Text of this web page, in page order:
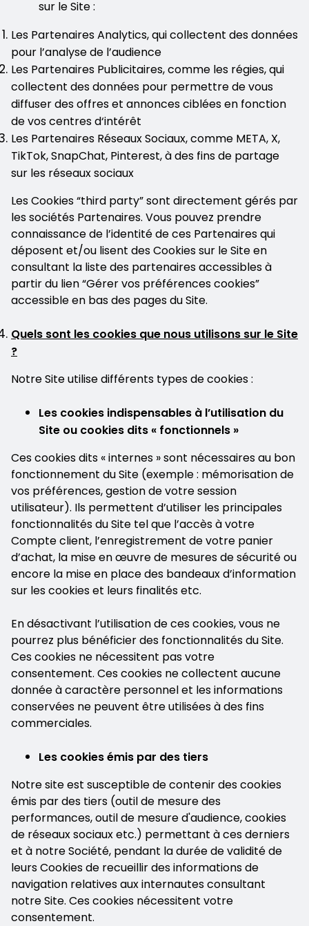
sur le Site :
Les Partenaires Analytics, qui collectent des données
pour l’analyse de l’audience
Les Partenaires Publicitaires, comme les régies, qui
collectent des données pour permettre de vous
diffuser des offres et annonces ciblées en fonction
de vos centres d‘intérêt
Les Partenaires Réseaux Sociaux, comme META, X,
TikTok, SnapChat, Pinterest, à des fins de partage
sur les réseaux sociaux
Les Cookies “third party” sont directement gérés par
les sociétés Partenaires. Vous pouvez prendre
connaissance de l’identité de ces Partenaires qui
déposent et/ou lisent des Cookies sur le Site en
consultant la liste des partenaires accessibles à
partir du lien “Gérer vos préférences cookies”
accessible en bas des pages du Site.
Quels sont les cookies que nous utilisons sur le Site
?
Notre Site utilise différents types de cookies :
Les cookies indispensables à l’utilisation du
Site ou cookies dits « fonctionnels »
Ces cookies dits « internes » sont nécessaires au bon
fonctionnement du Site (exemple : mémorisation de
vos préférences, gestion de votre session
utilisateur). Ils permettent d’utiliser les principales
fonctionnalités du Site tel que l’accès à votre
Compte client, l’enregistrement de votre panier
d’achat, la mise en œuvre de mesures de sécurité ou
encore la mise en place des bandeaux d’information
sur les cookies et leurs finalités etc.
En désactivant l’utilisation de ces cookies, vous ne
pourrez plus bénéficier des fonctionnalités du Site.
Ces cookies ne nécessitent pas votre
consentement. Ces cookies ne collectent aucune
donnée à caractère personnel et les informations
conservées ne peuvent être utilisées à des fins
commerciales.
Les cookies émis par des tiers
Notre site est susceptible de contenir des cookies
émis par des tiers (outil de mesure des
performances, outil de mesure d'audience, cookies
de réseaux sociaux etc.) permettant à ces derniers
et à notre Société, pendant la durée de validité de
leurs Cookies de recueillir des informations de
navigation relatives aux internautes consultant
notre Site. Ces cookies nécessitent votre
consentement.